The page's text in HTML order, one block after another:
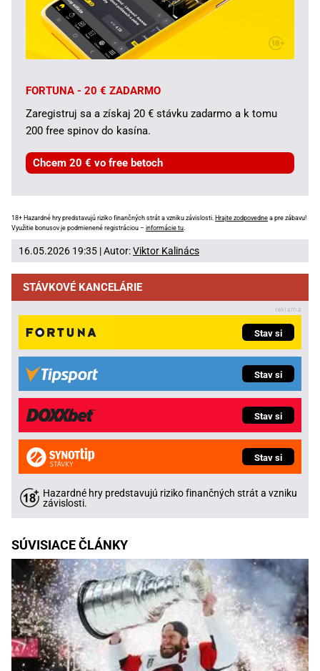
FORTUNA - 20 € ZADARMO
Zaregistruj sa a získaj 20 € stávku zadarmo a k tomu
200 free spinov do kasína.
Chcem 20 € vo free betoch
18+ Hazardné hry predstavujú riziko finančných strát a vzniku závislosti. Hrajte zodpovedne a pre zábavu!
Využitie bonusov je podmienené registráciou – informácie tu
16.05.2026 19:35 | Autor:Viktor Kalinács
STÁVKOVÉ KANCELÁRIE
Stav si
Stav si
Stav si
Stav si
Hazardné hry predstavujú riziko finančných strát a vzniku
závislosti.
SÚVISIACE ČLÁNKY